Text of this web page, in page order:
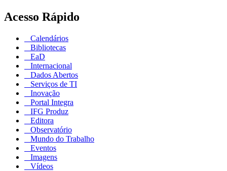
Acesso Rápido
Calendários
Bibliotecas
EaD
Internacional
Dados Abertos
Serviços de TI
Inovação
Portal Integra
IFG Produz
Editora
Observatório
Mundo do Trabalho
Eventos
Imagens
Vídeos